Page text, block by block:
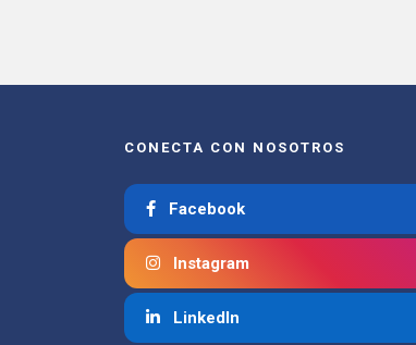
CONECTA CON NOSOTROS
Facebook
Instagram
LinkedIn